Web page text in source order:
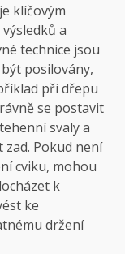
klíčovým
a
technice jsou
posilovány,
při dřepu
se postavit
svaly a
Pokud není
cviku, mohou
k
ke
držení